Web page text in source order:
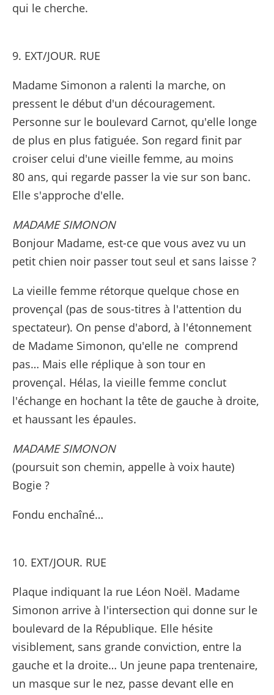
qui le cherche.
9. EXT/JOUR. RUE
Madame Simonon a ralenti la marche, on
pressent le début d'un découragement.
Personne sur le boulevard Carnot, qu'elle longe
de plus en plus fatiguée. Son regard finit par
croiser celui d'une vieille femme, au moins
80 ans, qui regarde passer la vie sur son banc.
Elle s'approche d'elle.
MADAME SIMONON
Bonjour Madame, est-ce que vous avez vu un
petit chien noir passer tout seul et sans laisse ?
La vieille femme rétorque quelque chose en
provençal (pas de sous-titres à l'attention du
spectateur). On pense d'abord, à l'étonnement
de Madame Simonon, qu'elle ne comprend
pas… Mais elle réplique à son tour en
provençal. Hélas, la vieille femme conclut
l'échange en hochant la tête de gauche à droite,
et haussant les épaules.
MADAME SIMONON
(poursuit son chemin, appelle à voix haute)
Bogie ?
Fondu enchaîné…
10. EXT/JOUR. RUE
Plaque indiquant la rue Léon Noël. Madame
Simonon arrive à l'intersection qui donne sur le
boulevard de la République. Elle hésite
visiblement, sans grande conviction, entre la
gauche et la droite… Un jeune papa trentenaire,
un masque sur le nez, passe devant elle en